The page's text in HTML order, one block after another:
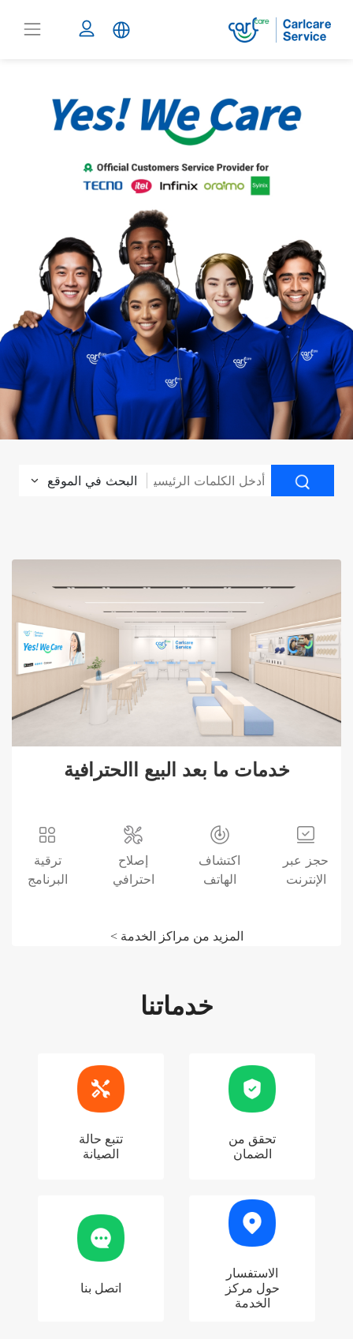
Service
البحث في الموقع
خدمات ما بعد البيع االحترافية
حجز عبر
الإنترنت
اكتشاف
الهاتف
إصلاح
احترافي
ترقية
البرنامج
المزيد من مراكز الخدمة >
خدماتنا
تحقق من
الضمان
تتبع حالة
الصيانة
الاستفسار
حول مركز
الخدمة
اتصل بنا